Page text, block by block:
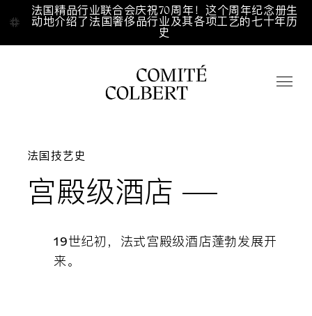
Aller directement au contenu
法国精品行业联合会庆祝70周年！这个周年纪念册生
动地介绍了法国奢侈品行业及其各项工艺的七十年历
史
点击搜索
关于我们
法国精品行业联合会庆祝70周年！这个周年纪念册生
动地介绍了法国奢侈品行业及其各项工艺的七十年历
史
法国技艺史
宫殿级酒店
19世纪初，法式宫殿级酒店蓬勃发展开
来。